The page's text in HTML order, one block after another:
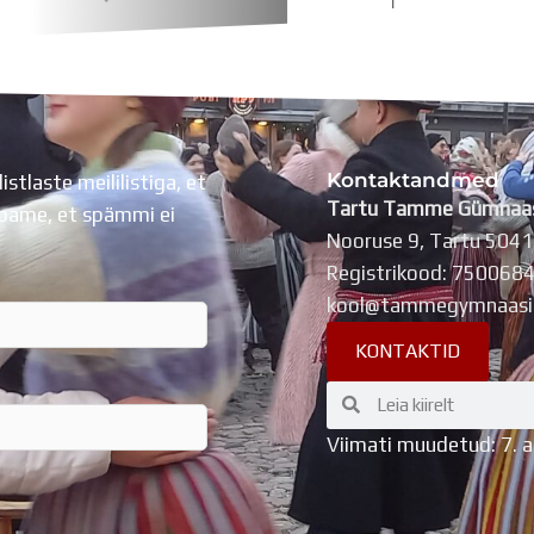
meililistiga, et
et spämmi ei
Kontaktandmed
Tartu Tamme
Nooruse 9, Tartu
Registrikood:
KONTAKTID
SearchSearch
Viimati muudetud: 7.